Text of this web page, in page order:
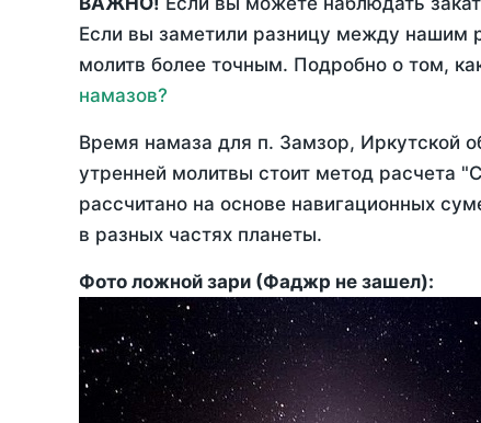
Если вы заметили разницу между нашим
молитв более точным. Подробно о том,
намазов?
Время намаза для п. Замзор, Иркутской
утренней молитвы стоит метод расчета
рассчитано на основе навигационных
в разных частях планеты.
Фото ложной зари (Фаджр не зашел):